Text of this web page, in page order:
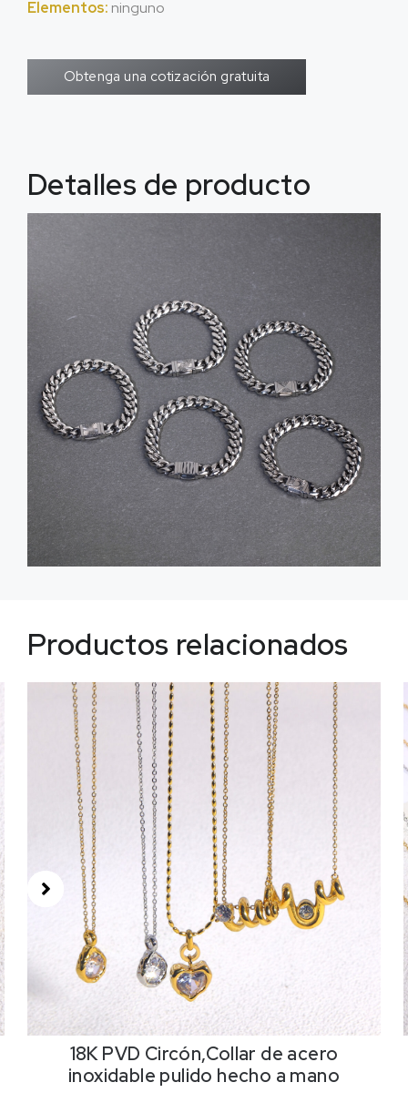
Elementos: ninguno
Obtenga una cotización gratuita
Detalles de producto
Productos relacionados
18K PVD Circón,Collar de acero
inoxidable pulido hecho a mano